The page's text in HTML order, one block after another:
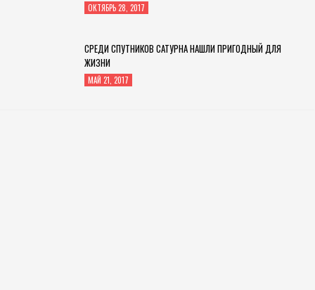
ОКТЯБРЬ 28, 2017
СРЕДИ СПУТНИКОВ САТУРНА НАШЛИ ПРИГОДНЫЙ ДЛЯ
ЖИЗНИ
МАЙ 21, 2017